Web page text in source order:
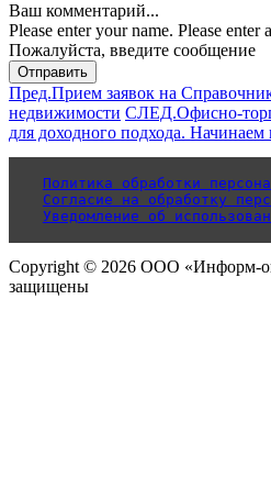
Ваш комментарий...
Please enter your name. Please enter
Пожалуйста, введите сообщение
Отправить
Пред.Прием заявок на
недвижимости СЛЕД.Офисно-
для доходного подхода. Начинаем
Политика обработки
Согласие на обработку
Уведомление об
Copyright © 2026 ООО «Информ-
защищены